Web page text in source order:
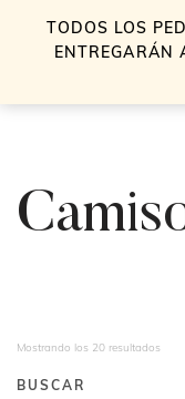
Mostrando los 20 resultados
BUSCAR
TODOS LOS
ENTREGARÁN